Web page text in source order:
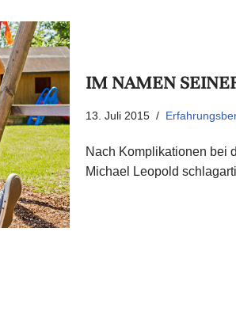
IM NAMEN
13. Juli 2015
Nach Komplikationen bei
Michael Leopold